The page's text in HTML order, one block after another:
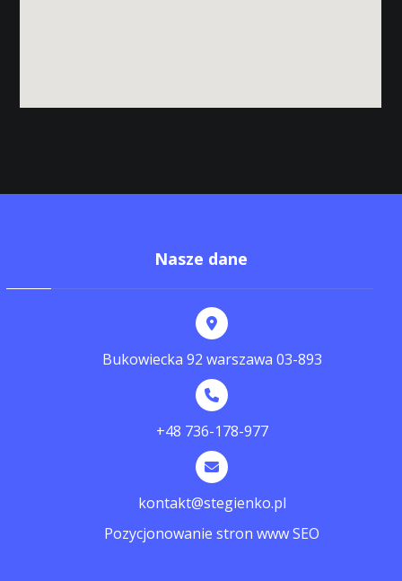
Nasze dane
Bukowiecka 92 warszawa 03-893
+48 736-178-977
kontakt@stegienko.pl
Pozycjonowanie stron www SEO